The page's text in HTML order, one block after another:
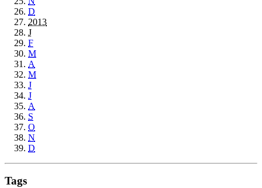
D
2013
J
F
M
A
M
J
J
A
S
O
N
D
Tags